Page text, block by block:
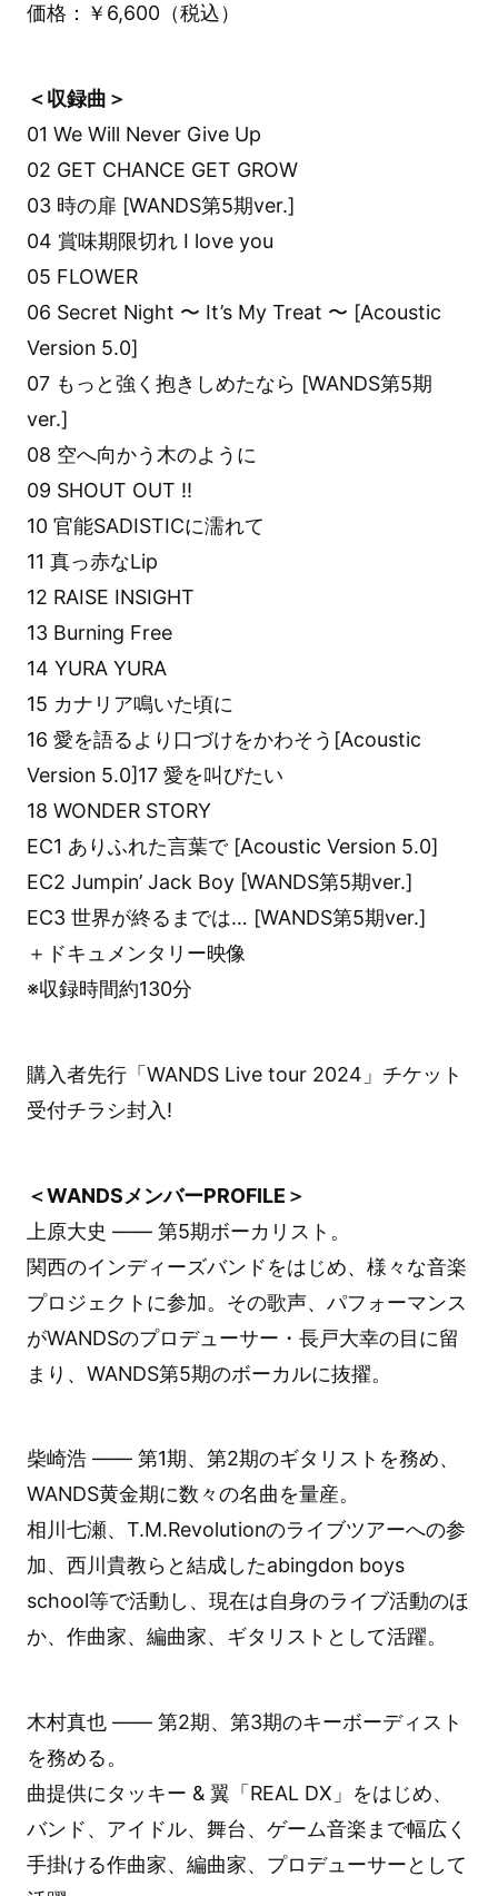
価格：￥6,600（税込）
＜収録曲＞
01 We Will Never Give Up
02 GET CHANCE GET GROW
03 時の扉 [WANDS第5期ver.]
04 賞味期限切れ I love you
05 FLOWER
06 Secret Night 〜 It’s My Treat 〜 [Acoustic
Version 5.0]
07 もっと強く抱きしめたなら [WANDS第5期
ver.]
08 空へ向かう木のように
09 SHOUT OUT !!
10 官能SADISTICに濡れて
11 真っ赤なLip
12 RAISE INSIGHT
13 Burning Free
14 YURA YURA
15 カナリア鳴いた頃に
16 愛を語るより口づけをかわそう[Acoustic
Version 5.0]17 愛を叫びたい
18 WONDER STORY
EC1 ありふれた言葉で [Acoustic Version 5.0]
EC2 Jumpin’ Jack Boy [WANDS第5期ver.]
EC3 世界が終るまでは… [WANDS第5期ver.]
＋ドキュメンタリー映像
※収録時間約130分
購入者先行「WANDS Live tour 2024」チケット
受付チラシ封入!
＜WANDSメンバーPROFILE＞
上原大史 —— 第5期ボーカリスト。
関西のインディーズバンドをはじめ、様々な音楽
プロジェクトに参加。その歌声、パフォーマンス
がWANDSのプロデューサー・長戸大幸の目に留
まり、WANDS第5期のボーカルに抜擢。
柴崎浩 —— 第1期、第2期のギタリストを務め、
WANDS黄金期に数々の名曲を量産。
相川七瀬、T.M.Revolutionのライブツアーへの参
加、西川貴教らと結成したabingdon boys
school等で活動し、現在は自身のライブ活動のほ
か、作曲家、編曲家、ギタリストとして活躍。
木村真也 —— 第2期、第3期のキーボーディスト
を務める。
曲提供にタッキー & 翼「REAL DX」をはじめ、
バンド、アイドル、舞台、ゲーム音楽まで幅広く
手掛ける作曲家、編曲家、プロデューサーとして